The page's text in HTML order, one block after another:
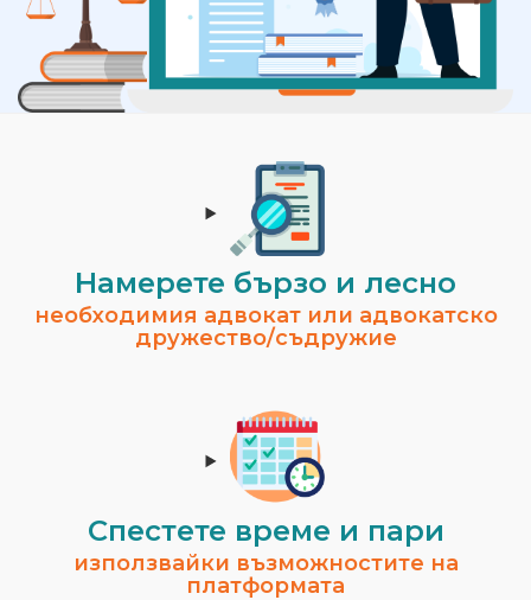
Намерете бързо и лесно
необходимия адвокат или адвокатско
дружество/съдружие
Спестeте време и пари
използвайки възможностите на
платформата